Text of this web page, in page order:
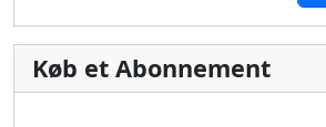
Køb et Abonnement